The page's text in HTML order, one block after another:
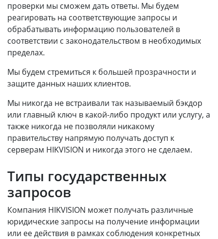
проверки мы сможем дать ответы. Мы будем
реагировать на соответствующие запросы и
обрабатывать информацию пользователей в
соответствии с законодательством в необходимых
пределах.
Мы будем стремиться к большей прозрачности и
защите данных наших клиентов.
Мы никогда не встраивали так называемый бэкдор
или главный ключ в какой-либо продукт или услугу, а
также никогда не позволяли никакому
правительству напрямую получать доступ к
серверам HIKVISION и никогда этого не сделаем.
Типы государственных
запросов
Компания HIKVISION может получать различные
юридические запросы на получение информации
или ее действия в рамках соблюдения конкретных